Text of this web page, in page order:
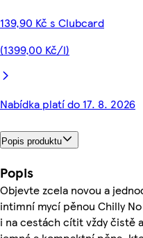
139,90 Kč s Clubcard
(1399,00 Kč/l)
Nabídka platí do 17. 8. 2026
Popis produktu
Popis
Objevte zcela novou a
intimní mycí pěnou Chilly
i na cestách cítit vždy čistě